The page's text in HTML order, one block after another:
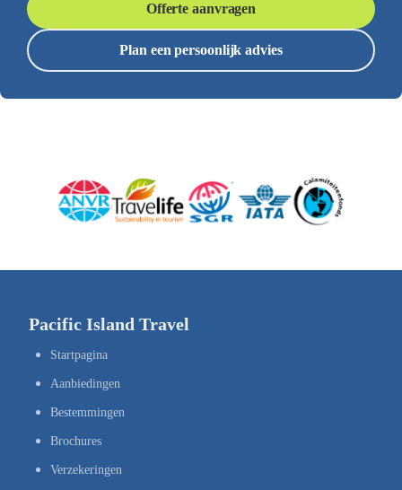
Offerte aanvragen
Plan een persoonlijk advies
Pacific Island Travel
Startpagina
Aanbiedingen
Bestemmingen
Brochures
Verzekeringen